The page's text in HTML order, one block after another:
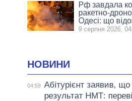
Рф завдала
ракетно-
Одесі: що
9 серпня 2026,
НОВИНИ
04:59 Абітурієнт заявив,
результат НМТ: